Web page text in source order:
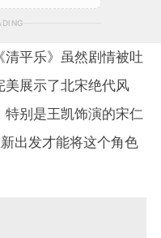
平乐》虽然剧情被吐
美展示了北宋绝代风
别是王凯饰演的宋仁
出发才能将这个角色